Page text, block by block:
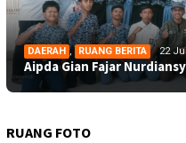
DAERAH , RUANG BERITA 22
Aipda Gian Fajar
RUANG FOTO